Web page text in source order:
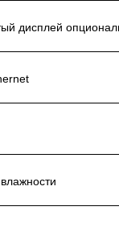
дисплей